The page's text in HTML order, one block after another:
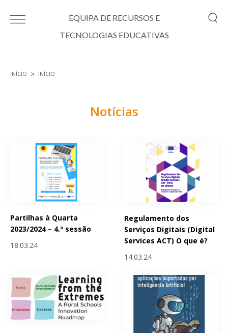
EQUIPA DE RECURSOS E
TECNOLOGIAS EDUCATIVAS
INÍCIO INÍCIO
Notícias
Partilhas à Quarta
2023/2024 – 4.ª sessão
18.03.24
Regulamento dos
Serviços Digitais (Digital
Services ACT) O que é?
14.03.24
Páginas